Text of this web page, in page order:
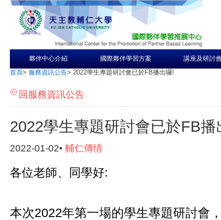
夥伴中心介紹 國際夥伴學習方案 講座及研討
首頁> 服務資訊公告> 2022學生專題研討會已於FB播出囉!
回服務資訊公告
2022學生專題研討會已於FB播
2022-01-02• 輔仁傳情
各位老師、同學好:
本次2022年第一場的學生專題研討會